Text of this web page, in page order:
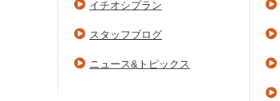
イチオシプラン
スタッフブログ
ニュース&トピックス